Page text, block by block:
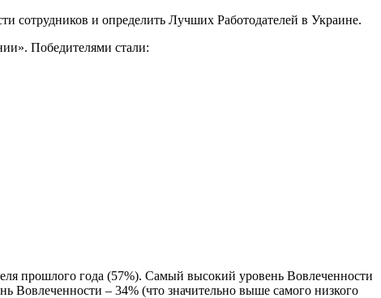
сотрудников и определить Лучших Работодателей в Украине.
Победителями стали:
прошлого года (57%). Самый высокий уровень Вовлеченности
Вовлеченности – 34% (что значительно выше самого низкого